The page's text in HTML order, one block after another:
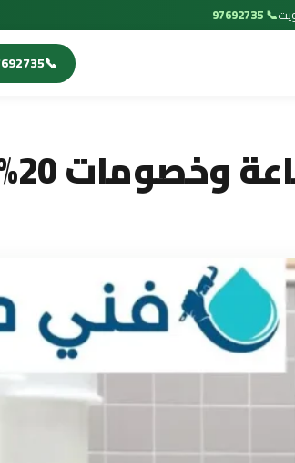
📞 97692735
📞